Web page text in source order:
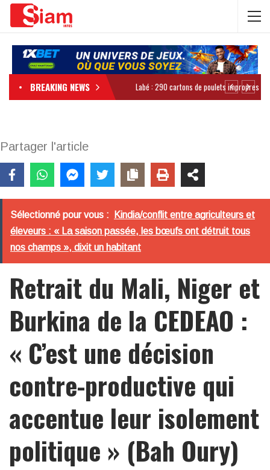
BREAKING NEWS
Partager l'article
Sélectionné pour vous :
Kindia/conflit entre agriculteurs et
éleveurs : « La saison passée, les bœufs ont détruit tous
nos champs », dixit un habitant
Retrait du Mali, Niger et
Burkina de la CEDEAO :
« C’est une décision
contre-productive qui
accentue leur isolement
politique » (Bah Oury)